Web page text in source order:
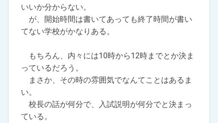
いいか分からない。
が、開始時間は書いてあっても終了時間が書い
てない学校がかなりある。
もちろん、内々には10時から12時までとか決ま
っているだろう。
まさか、その時の雰囲気でなんてことはあるま
い。
校長の話が何分で、入試説明が何分でと決まっ
ている。